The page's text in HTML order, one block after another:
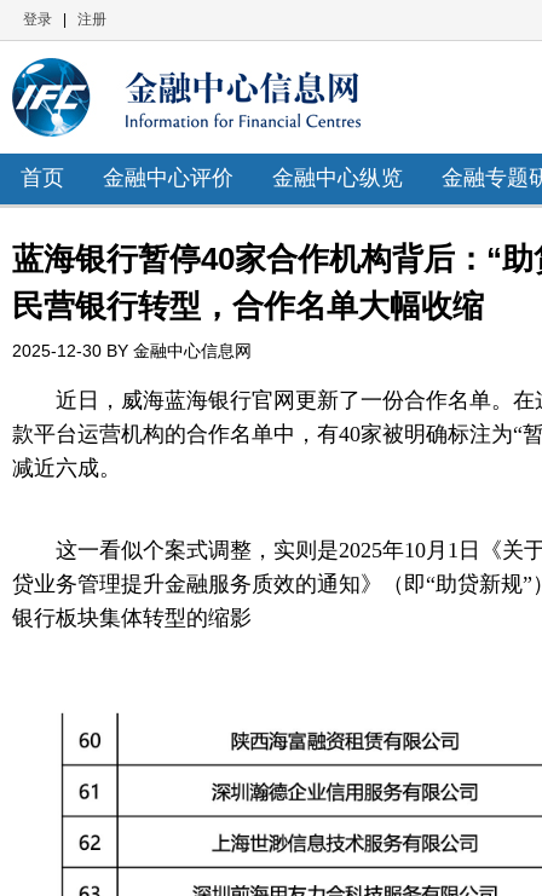
登录 注册
首页 金融中心评价 金融中心纵览 金融专题
蓝海银行暂停40家合作机构背后：“
民营银行转型，合作名单大幅收缩
2025-12-30 BY 金融中心信息网
近日，威海蓝海银行官网更新了一份合作名单。
款平台运营机构的合作名单中，有40家被明确标注为“
减近六成。
这一看似个案式调整，实则是2025年10月1日《关
贷业务管理提升金融服务质效的通知》（即“助贷新规
银行板块集体转型的缩影